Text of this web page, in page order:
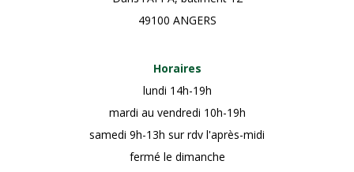
49100 ANGERS
Horaires
lundi 14h-19h
mardi au vendredi 10h-19h
samedi 9h-13h sur rdv l'après-midi
fermé le dimanche